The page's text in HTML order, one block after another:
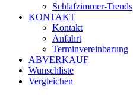
Schlafzimmer-Trends
KONTAKT
Kontakt
Anfahrt
Terminvereinbarung
ABVERKAUF
Wunschliste
Vergleichen